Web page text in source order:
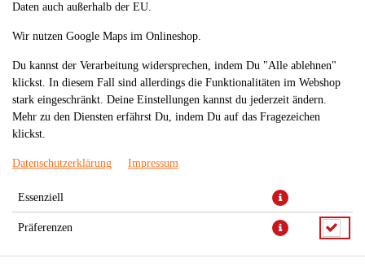
94. GARNELEN
Daten auch außerhalb der EU.
Wir nutzen Google Maps im Onlineshop.
Du kannst der Verarbeitung widersprechen, indem Du "Alle ablehnen"
klickst. In diesem Fall sind allerdings die Funktionalitäten im Webshop
stark eingeschränkt. Deine Einstellungen kannst du jederzeit ändern.
Mehr zu den Diensten erfährst Du, indem Du auf das Fragezeichen
klickst.
Datenschutzerklärung Impressum
Essenziell
Präferenzen